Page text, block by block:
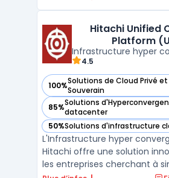
permettant aux institutions
migrer leurs charges de ...
Hitachi Unified
Platform
Infrastructure hyper
4.5
100%Solutions de Cloud Privé
Souverain
— voir Hitachi Unified Compute
85%Solutions
datacenter
— voir Hitachi Unified Compute
50%Solutions d'infrastructure
— voir Hitachi Unified Compute
L'Infrastructure hyper
Hitachi offre une solution
les entreprises cherchant à